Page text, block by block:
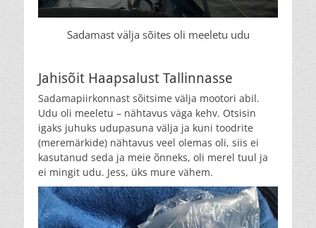
Sadamast välja sõites oli meeletu udu
Jahisõit Haapsalust Tallinnasse
Sadamapiirkonnast sõitsime välja mootori abil.
Udu oli meeletu – nähtavus väga kehv. Otsisin
igaks juhuks udupasuna välja ja kuni toodrite
(meremärkide) nähtavus veel olemas oli, siis ei
kasutanud seda ja meie õnneks, oli merel tuul ja
ei mingit udu. Jess, üks mure vähem.